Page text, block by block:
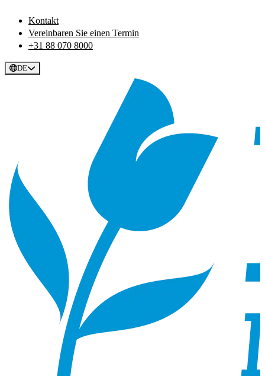
Kontakt
Vereinbaren Sie einen Termin
+31 88 070 8000
DE